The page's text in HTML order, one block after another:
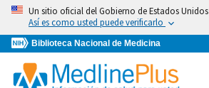
Omita
vaya
al
Contenido
Un sitio oficial del Gobierno de Estados Unidos
Así es como usted puede verificarlo
Biblioteca Nacional de Medicina